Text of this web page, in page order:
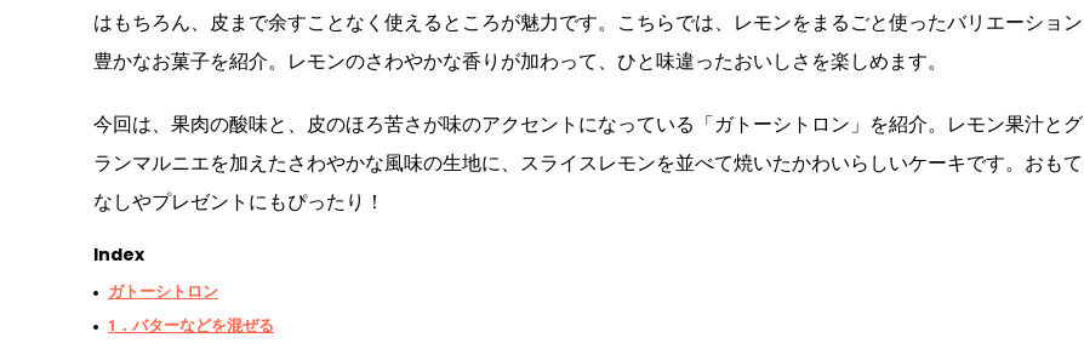
はもちろん、皮まで余すことなく使えるところが魅力です。こちらでは、レモンをまるごと使ったバリエーション
豊かなお菓子を紹介。レモンのさわやかな香りが加わって、ひと味違ったおいしさを楽しめます。
今回は、果肉の酸味と、皮のほろ苦さが味のアクセントになっている「ガトーシトロン」を紹介。レモン果汁とグ
ランマルニエを加えたさわやかな風味の生地に、スライスレモンを並べて焼いたかわいらしいケーキです。おもて
なしやプレゼントにもぴったり！
Index
ガトーシトロン
1．バターなどを混ぜる